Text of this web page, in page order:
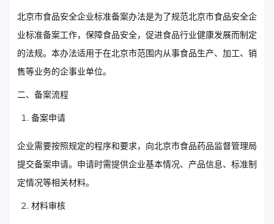
北京市食品安全企业标准备案办法是为了规范北京市食品安全企
业标准备案工作，保障食品安全，促进食品行业健康发展而制定
的法规。本办法适用于在北京市范围内从事食品生产、加工、销
售等业务的企事业单位。
二、备案流程
备案申请
企业需要按照规定的程序和要求，向北京市食品药品监督管理局
提交备案申请。申请时需提供企业基本情况、产品信息、标准制
定情况等相关材料。
材料审核